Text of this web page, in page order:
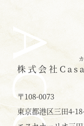
株式会社
〒108-0073
東京都港区三田4-